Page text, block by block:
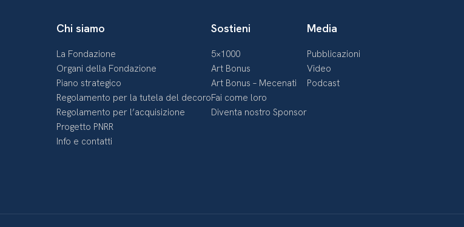
Chi siamo
La Fondazione
Organi della Fondazione
Piano strategico
Regolamento per la tutela del decoro
Regolamento per l’acquisizione
Progetto PNRR
Info e contatti
Sostieni
5×1000
Art Bonus
Art Bonus – Mecenati
Fai come loro
Diventa nostro Sponsor
Media
Pubblicazioni
Video
Podcast